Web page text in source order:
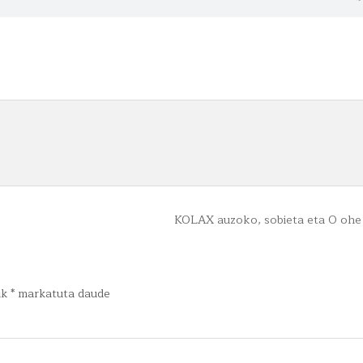
KOLAX auzoko, sobieta eta 0
* markatuta daude